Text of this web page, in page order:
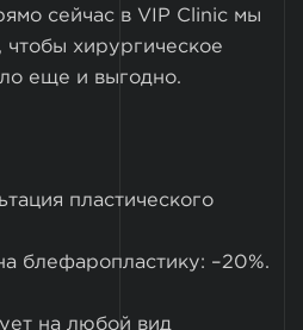
сейчас в VIP Clinic мы
чтобы хирургическое
еще и выгодно.
пластического
блефаропластику: –20%.
на любой вид